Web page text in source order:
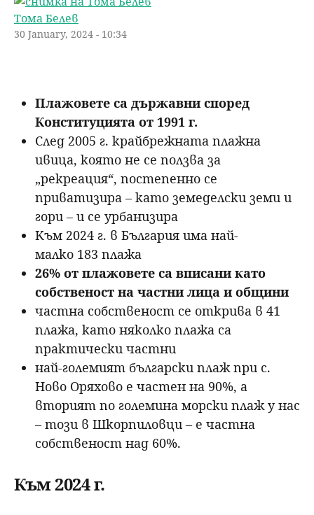
н
р
Тома Белев
30 January, 2024 - 10:34
Плажовете са държавни според
Конституцията от 1991 г.
След 2005 г. крайбрежната плажна
ивица, която не се ползва за
„рекреация“, постепенно се
приватизира – като земеделски земи и
гори – и се урбанизира
Към 2024 г. в България има най-
малко 183 плажа
26% от плажовете са вписани като
собственост на частни лица и общини
частна собственост се открива в 41
плажа, като няколко плажа са
практически частни
най-големият български плаж при с.
Ново Оряхово е частен на 90%, а
вторият по големина морски плаж у нас
– този в Шкорпиловци – е частна
собственост над 60%.
Към 2024 г.